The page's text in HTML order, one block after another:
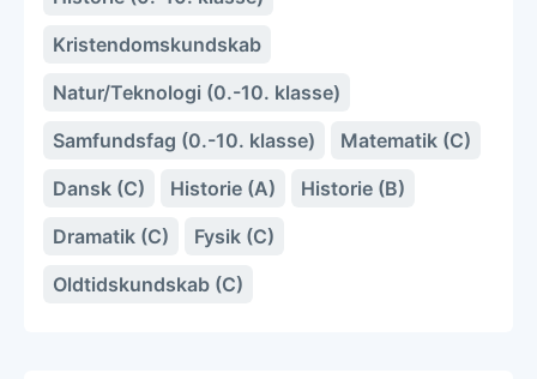
Kristendomskundskab
Natur/Teknologi (0.-10. klasse)
Samfundsfag (0.-10. klasse)
Matematik (C)
Dansk (C)
Historie (A)
Historie (B)
Dramatik (C)
Fysik (C)
Oldtidskundskab (C)